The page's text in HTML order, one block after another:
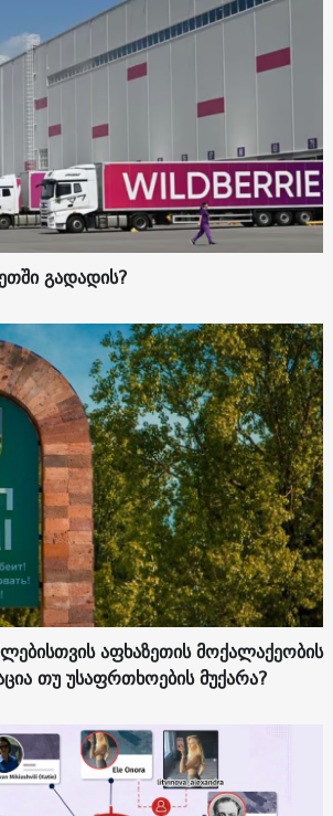
გადადის?
აფხაზეთის მოქალაქეობის
თუ უსაფრთხოების მუქარა?